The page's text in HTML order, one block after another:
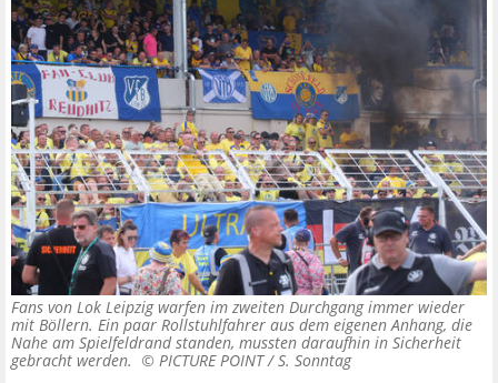
Fans von Lok Leipzig warfen im zweiten Durchgang immer wieder
mit Böllern. Ein paar Rollstuhlfahrer aus dem eigenen Anhang, die
Nahe am Spielfeldrand standen, mussten daraufhin in Sicherheit
gebracht werden. © PICTURE POINT / S. Sonntag